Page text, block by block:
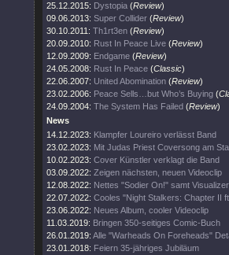
25.12.2015: Dystopia (Review)
09.06.2013: Super Collider (Review)
30.10.2011: Th1rt3en (Review)
20.09.2010: Rust In Peace Live (Review)
12.09.2009: Endgame (Review)
24.05.2008: Rust In Peace (Classic)
22.06.2007: United Abomination (Review)
23.02.2006: Peace Sells…but Who’s Buying (
24.09.2004: The System Has Failed (Review)
News
14.12.2023: Klampfer Loureiro verlässt Band
23.02.2023: Mit Judas Priest Coversong am
10.02.2023: Cover Künstler verklagt die Band
03.09.2022: Zeigen nächsten, neuen Videoclip
12.08.2022: Nettes "Sodier On!" samt Visualizer
22.07.2022: Cooles "Night Stalkers: Chapter II
23.06.2022: Neues Album, cooler Videoclip
11.03.2019: Bringen 350-seitiges Comic-Buch
26.01.2019: Alle "Warheads On Foreheads"
23.01.2018: Feiern 35-jähriges Jubiläum